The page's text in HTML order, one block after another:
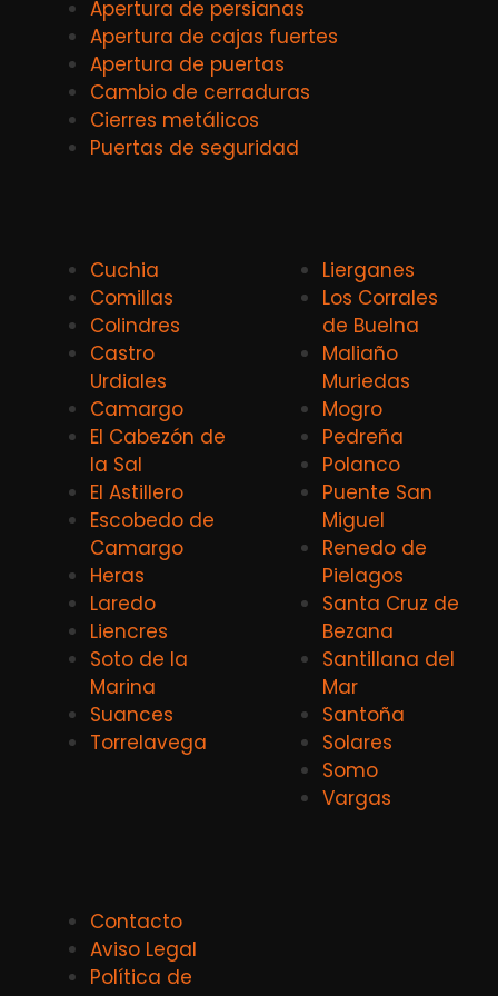
Apertura de persianas
Apertura de cajas fuertes
Apertura de puertas
Cambio de cerraduras
Cierres metálicos
Puertas de seguridad
Cuchia
Comillas
Colindres
Castro
Urdiales
Camargo
El Cabezón de
la Sal
El Astillero
Escobedo de
Camargo
Heras
Laredo
Liencres
Soto de la
Marina
Suances
Torrelavega
Lierganes
Los Corrales
de Buelna
Maliaño
Muriedas
Mogro
Pedreña
Polanco
Puente San
Miguel
Renedo de
Pielagos
Santa Cruz de
Bezana
Santillana del
Mar
Santoña
Solares
Somo
Vargas
Contacto
Aviso Legal
Política de